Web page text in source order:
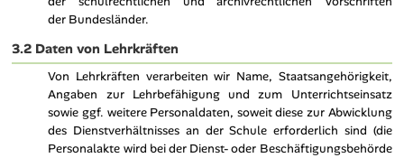
der Bundesländer.
3.2 Daten von Lehrkräften
Von Lehrkräften verarbeiten wir Name, Staatsangehörigkeit,
Angaben zur Lehrbefähigung und zum Unterrichtseinsatz
sowie ggf. weitere Personaldaten, soweit diese zur Abwicklung
des Dienstverhältnisses an der Schule erforderlich sind (die
Personalakte wird bei der Dienst- oder Beschäftigungsbehörde